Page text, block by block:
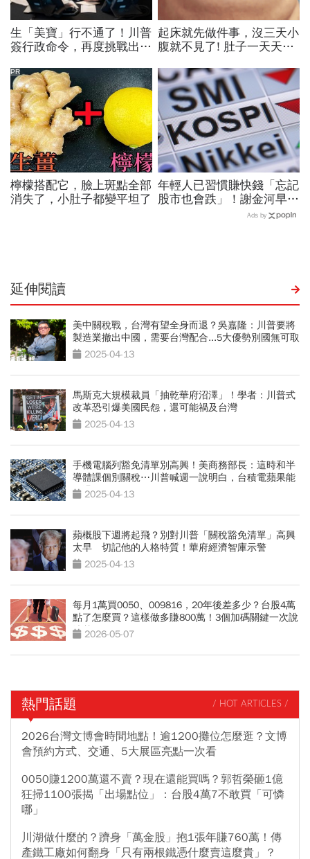
生「美寶」行不通了！川普
簽行政命令，再度挑戰出生
允許花錢買進美國的資格
起床就先做件事，沒三天小
腹就不見了! 肚子一天天變
檸檬搭配它，臉上斑點全部
消失了，小肚子都變平坦了
PR
年輕人已習慣賺快錢「忘記
股市也會跌」！謝金河早一
步示警南韓個股槓桿ETF會
Ads by
延伸閱讀
美中關稅戰，台灣有望全身而退？吳嘉隆：川普要將
製造業撤出中國，需要台灣配合...5大優勢別國無可取
代 2025-04-13
馬斯克大規模裁員「抽乾華府沼澤」！學者：川普式
改革恐引爆美國民怨，還可能禍及台灣
2025-04-13
手機電腦列豁免清單別高興！美商務部長：這時和半
導體課個別關稅⋯川普喊週一說明白，台積電蘋果能
閃過？
2025-04-13
蘋概股下週將起飛？別對川普「關稅豁免清單」高興
太早 切記他的人格特質！華府經濟智庫示警
2025-04-13
每月1萬買0050、009816，20年後差多少？台股4萬
點了怎麼買？這樣做多賺800萬！3個加碼關鍵一次說
清楚2026-05-07
熱門話題 / HOT ARTICLES /
2026台灣文博會時間地點！逾1200攤位怎麼逛？文博
會預約方式、交通、5大展區亮點一次看
0050賺1200萬還不賣？現在還能買嗎？郭哲榮砸1億
狂掃1100張揭「出場點位」：台股4萬7不敢買「可憐
哪」
川湖做什麼的？躋身「萬金股」抱1張年賺760萬！傳
產鐵工廠如何翻身「只有兩根鐵憑什麼賣這麼貴」？